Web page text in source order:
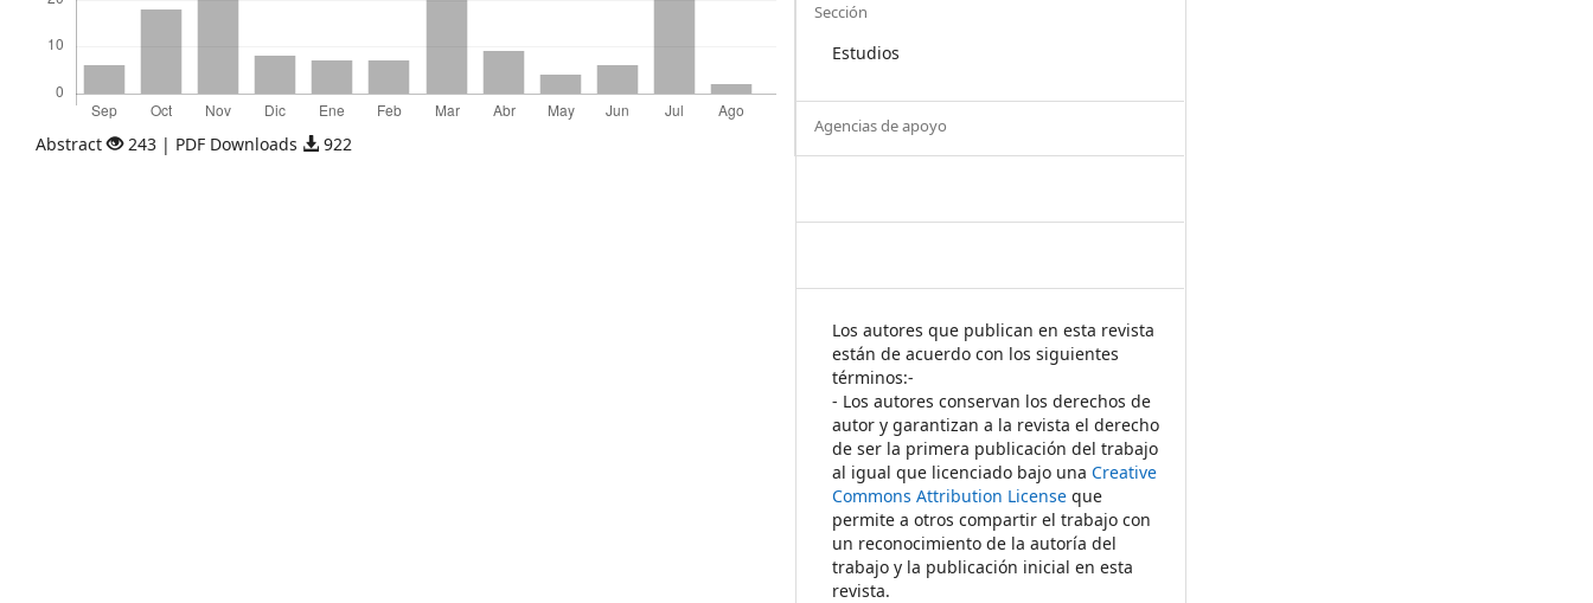
Abstract 243 | PDF Downloads 922
Sección
Estudios
Agencias de apoyo
Los autores que publican en esta revista
están de acuerdo con los siguientes
términos:-
- Los autores conservan los derechos de
autor y garantizan a la revista el derecho
de ser la primera publicación del trabajo
al igual que licenciado bajo unaCreative
Commons Attribution License que
permite a otros compartir el trabajo con
un reconocimiento de la autoría del
trabajo y la publicación inicial en esta
revista.